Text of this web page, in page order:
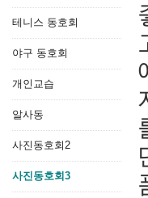
테니스 동호회
야구 동호회
개인교습
알사동
사진동호회2
사진동호회3